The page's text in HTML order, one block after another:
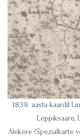
1839. aasta kaardil
Leppiksaare,
Alekere (Spezialkarte